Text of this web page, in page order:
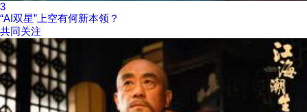
3
“AI双星”上空有何新本领？
共同关注